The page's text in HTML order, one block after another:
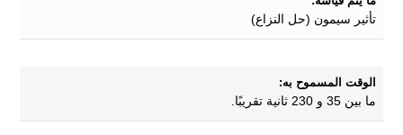
تأثير سيمون (حل النزاع)
الوقت المسموح به:
ما بين 35 و 230 ثانية تقريبًا.